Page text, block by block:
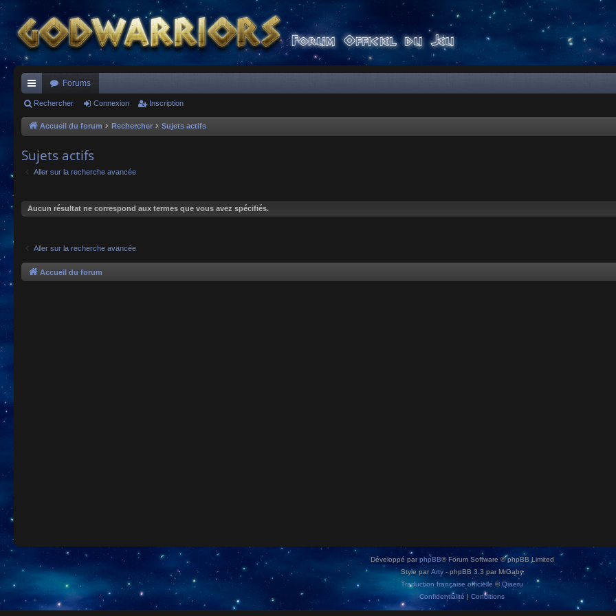
ac
co
Forums
Rechercher Connexion Inscription
Accueil du forum Rechercher Sujets actifs
Sujets actifs
Aller sur la recherche avancée
Aucun résultat ne correspond aux termes que vous avez spécifiés.
Aller sur la recherche avancée
Accueil du forum
Développé parphpBB® Forum Software © phpBB Limited
Style par Arty - phpBB 3.3 par MrGaby
Traduction française officielle ©Qiaeru
Confidentialité | Conditions